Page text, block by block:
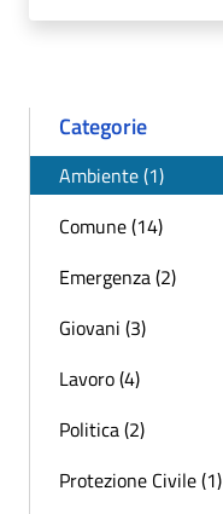
Categorie
Ambiente (1)
Comune (14)
Emergenza (2)
Giovani (3)
Lavoro (4)
Politica (2)
Protezione Civile (1)